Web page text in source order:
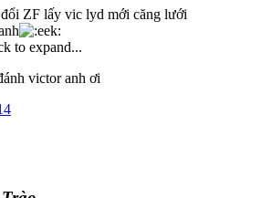
ZF lấy vic lyd mới căng lưới
to expand...
victor anh ơi